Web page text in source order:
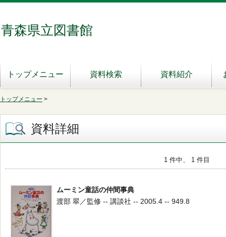
青森県立図書館
トップメニュー 資料検索 資料紹介
トップメニュー >
資料詳細
1 件中、 1 件目
ムーミン童話の仲間事典
渡部 翠／監修 -- 講談社 -- 2005.4 -- 949.8